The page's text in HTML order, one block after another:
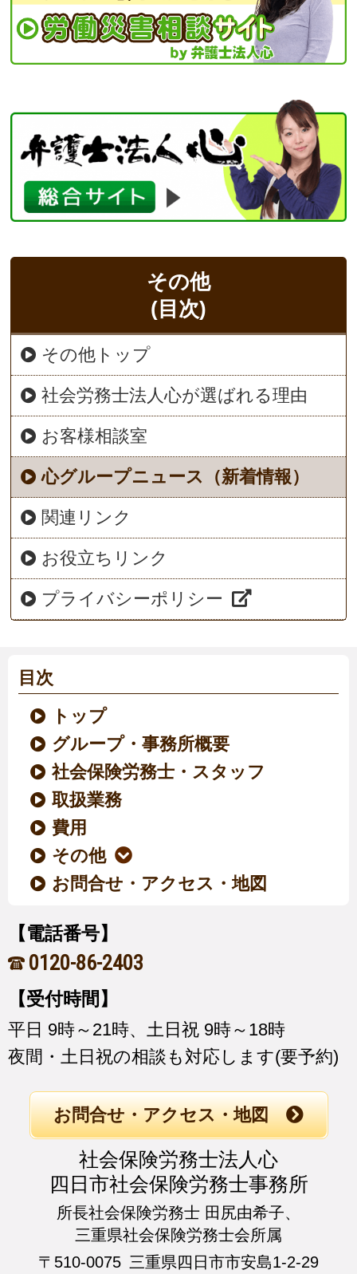
その他
(目次)
その他トップ
社会労務士法人心が選ばれる理由
お客様相談室
心グループニュース（新着情報）
関連リンク
お役立ちリンク
プライバシーポリシー
目次
トップ
グループ・事務所概要
社会保険労務士・スタッフ
取扱業務
費用
その他
お問合せ・アクセス・地図
【電話番号】
0120-86-2403
【受付時間】
平日 9時～21時、土日祝 9時～18時
夜間・土日祝の相談も対応します(要予約)
お問合せ・アクセス・地図
社会保険労務士法人心
四日市社会保険労務士事務所
所長社会保険労務士 田尻由希子、
三重県社会保険労務士会所属
〒510-0075 三重県四日市市安島1-2-29